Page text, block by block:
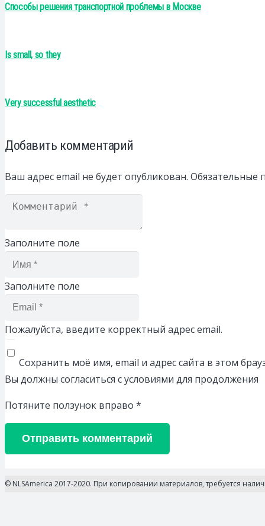
Способы решения транспортной проблемы в Москве
Is small, so they
Very successful aesthetic
Добавить комментарий
Ваш адрес email не будет опубликован. Обязательные
Заполните поле
Заполните поле
Пожалуйста, введите корректный адрес email.
Сохранить моё имя, email и адрес сайта в этом
Вы должны согласиться с условиями для продолжения
Потяните ползунок вправо *
Отправить комментарий
© NLSAmerica 2017-2020. При копировании материалов, требуется